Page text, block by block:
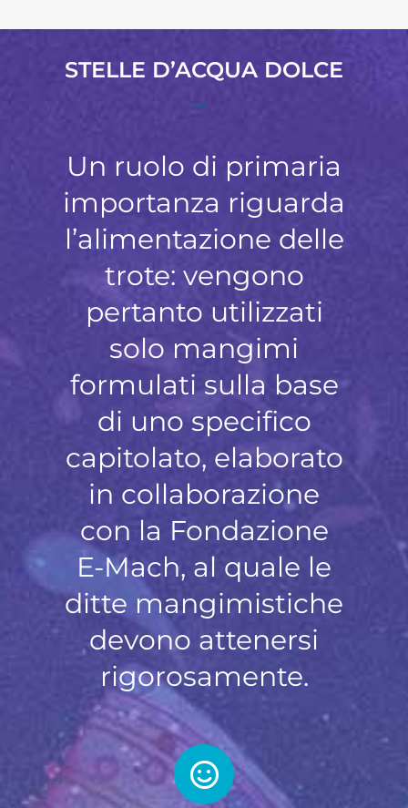
STELLE D’ACQUA DOLCE
Un ruolo di primaria
importanza riguarda
l’alimentazione delle
trote: vengono
pertanto utilizzati
solo mangimi
formulati sulla base
di uno specifico
capitolato, elaborato
in collaborazione
con la Fondazione
E-Mach, al quale le
ditte mangimistiche
devono attenersi
rigorosamente.